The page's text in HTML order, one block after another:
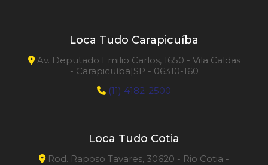
Loca Tudo Carapicuíba
Av. Deputado Emilio Carlos, 1650 - Vila Caldas
- Carapicuíba|SP - 06310-160
(11) 4182-2500
Loca Tudo Cotia
Rod. Raposo Tavares, 30620 - Rio Cotia -